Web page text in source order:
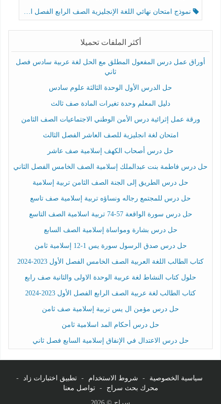
نموذج امتحان نهائي اللغة الإنجليزية الصف الرابع الفصل الثالث
أكثر الملفات تحميلا
أوراق عمل درس المفعول المطلق مع الحل لغة عربية سادس فصل
ثاني
حل الدرس الأول الوحدة الثالثة علوم سادس
دليل المعلم وحدة تغيرات المادة صف ثالث
ورقة عمل إثرائية درس الأمن الوطني الاجتماعيات الصف الثامن
امتحان لغة انجليزية للصف العاشر الفصل الثالث
حل درس أصحاب الكهف إسلامية صف عاشر
حل درس فاطمة بنت عبدالملك إسلامية الصف الخامس الفصل الثاني
حل درس الطريق إلى الجنة الصف الثامن تربية إسلامية
حل درس للمجتمع رجاله ونساؤه تربية إسلامية صف تاسع
حل درس سورة الواقعة 57-74 تربية اسلامية الصف التاسع
حل درس بشارة ومواساة إسلامية الصف السابع
حل درس صدق الرسول سورة يس 1-12 إسلامية ثامن
كتاب الطالب اللغة العربية الصف الخامس الفصل الأول 2023-2024
حلول كتاب النشاط لغة عربية الوحدة الاولى والثانية صف رابع
كتاب الطالب لغة عربية الصف الرابع الفصل الأول 2023-2024
حل درس مؤمن ال يس تربية إسلامية صف ثامن
حل درس أحكام المد اسلامية ثامن
حل درس الاعتدال في الإنفاق إسلامية السابع فصل ثاني
سياسية الخصوصية - شروط الاستخدام - تطبيق اختبارات زاد
-
محرك بحث سراج
-
تواصل معنا